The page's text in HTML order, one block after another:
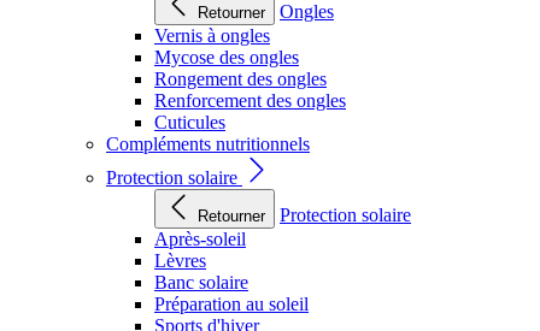
Retourner
Ongles
Vernis à ongles
Mycose des ongles
Rongement des ongles
Renforcement des ongles
Cuticules
Compléments nutritionnels
Protection solaire
Retourner
Protection solaire
Après-soleil
Lèvres
Banc solaire
Préparation au soleil
Sports d'hiver